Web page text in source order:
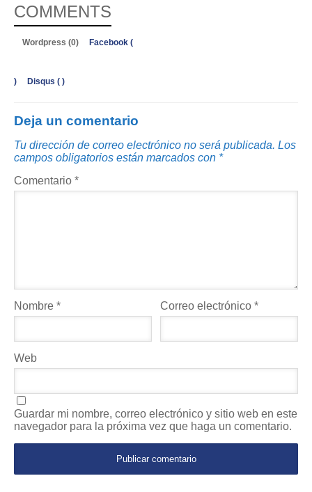
COMMENTS
Wordpress (0) Facebook (
) Disqus ( )
Deja un comentario
Tu dirección de correo electrónico no será publicada. Los
campos obligatorios están marcados con *
Comentario *
Nombre * Correo electrónico*
Web
Guardar mi nombre, correo electrónico y sitio web en este
navegador para la próxima vez que haga un comentario.